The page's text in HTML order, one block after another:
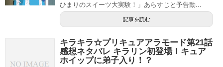
事務所・等々…ひまりのスイーツ大実験！」あらすじと予告動...
記事を読む
キラキラ☆プリキュアアラモード第21話
感想ネタバレ キラリン初登場！キュア
ホイップに弟子入り！？